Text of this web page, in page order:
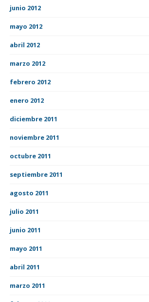
junio 2012
mayo 2012
abril 2012
marzo 2012
febrero 2012
enero 2012
diciembre 2011
noviembre 2011
octubre 2011
septiembre 2011
agosto 2011
julio 2011
junio 2011
mayo 2011
abril 2011
marzo 2011